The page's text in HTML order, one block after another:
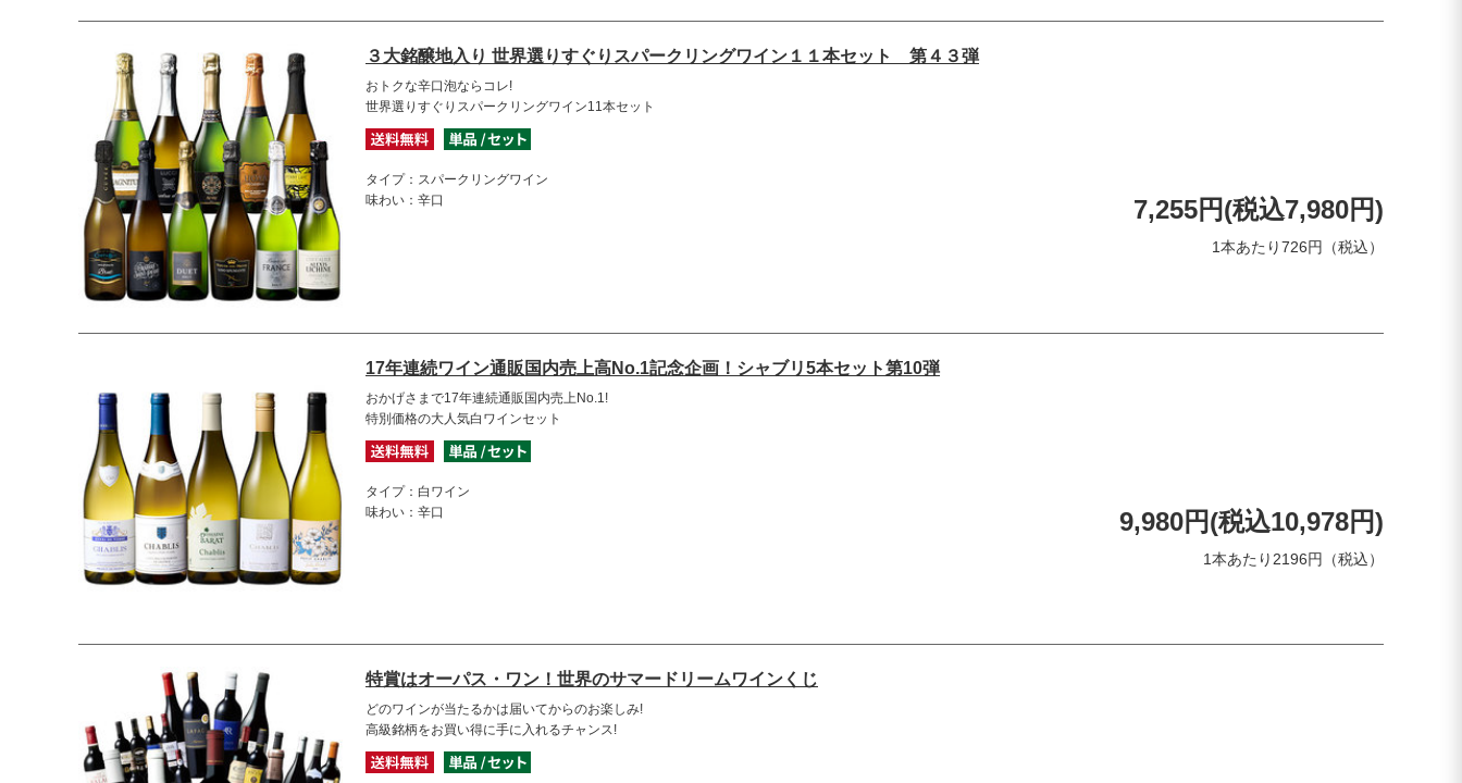
３大銘醸地入り 世界選りすぐりスパークリングワイン１１本セット 第４３弾
おトクな辛口泡ならコレ!
世界選りすぐりスパークリングワイン11本セット
タイプ：スパークリングワイン
味わい：辛口
7,255円(税込7,980円)
1本あたり726円（税込）
17年連続ワイン通販国内売上高No.1記念企画！シャブリ5本セット第10弾
おかげさまで17年連続通販国内売上No.1!
特別価格の大人気白ワインセット
タイプ：白ワイン
味わい：辛口
9,980円(税込10,978円)
1本あたり2196円（税込）
特賞はオーパス・ワン！世界のサマードリームワインくじ
どのワインが当たるかは届いてからのお楽しみ!
高級銘柄をお買い得に手に入れるチャンス!